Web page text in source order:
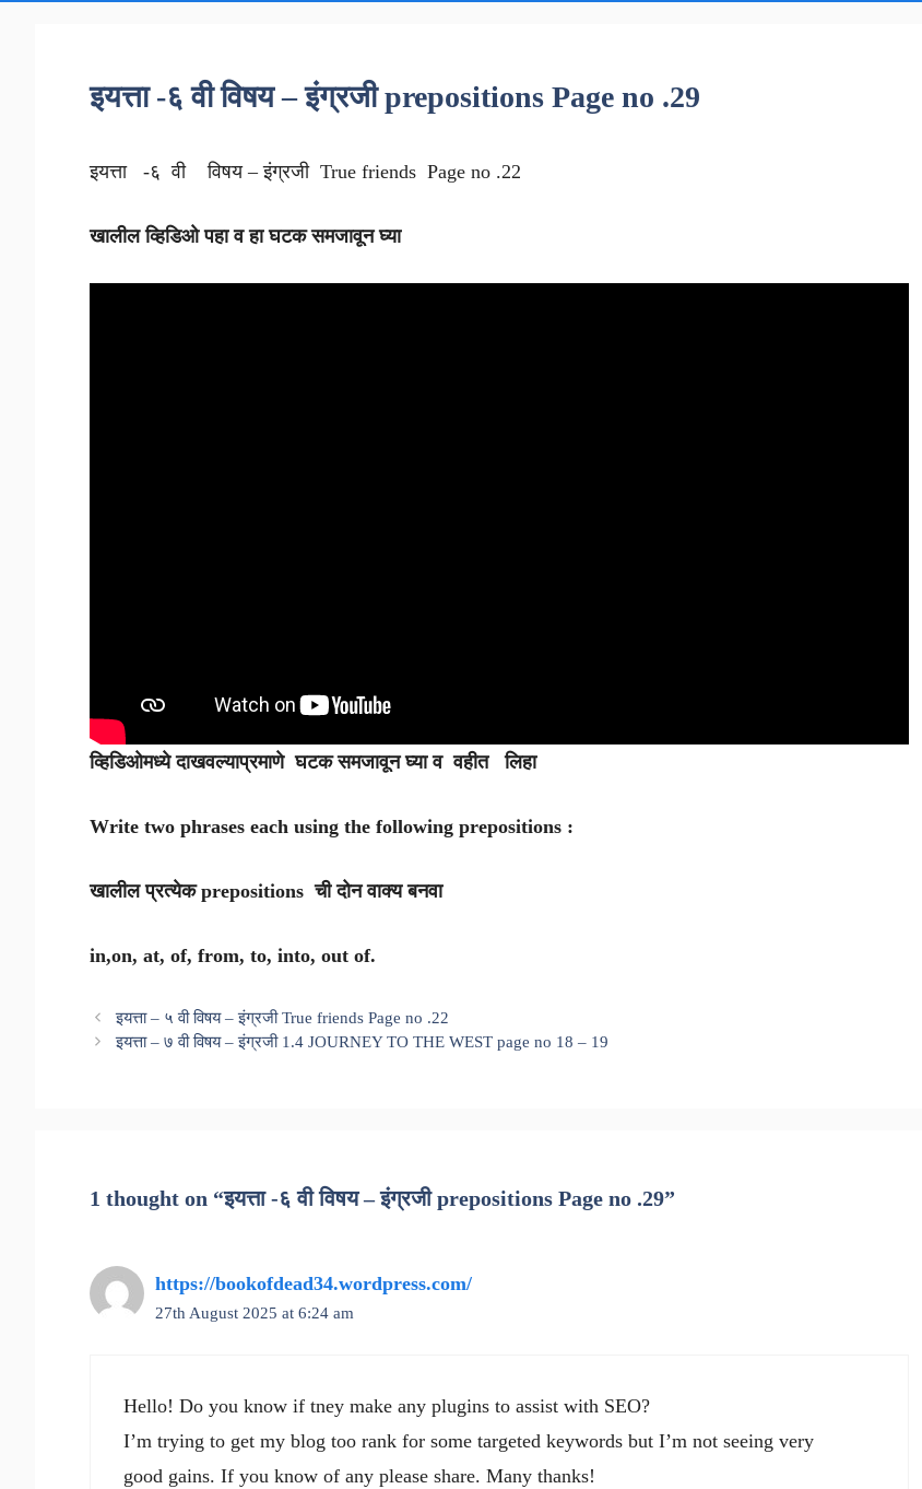
इयत्ता -६ वी विषय – इंग्रजी prepositions Page no .29
इयत्ता -६ वी विषय – इंग्रजी True friends Page no .22
खालील व्हिडिओ पहा व हा घटक समजावून घ्या
व्हिडिओमध्ये दाखवल्याप्रमाणे घटक समजावून घ्या व वहीत लिहा
Write two phrases each using the following prepositions :
खालील प्रत्येक prepositions ची दोन वाक्य बनवा
in,on, at, of, from, to, into, out of.
इयत्ता – ५ वी विषय – इंग्रजी True friends Page no .22
इयत्ता – ७ वी विषय – इंग्रजी 1.4 JOURNEY TO THE WEST page no 18 – 19
1 thought on “इयत्ता -६ वी विषय – इंग्रजी prepositions Page no .29”
https://bookofdead34.wordpress.com/
27th August 2025 at 6:24 am
Hello! Do you know if tney make any plugins to assist with SEO?
I’m trying to get my blog too rank for some targeted keywords but I’m not seeing very
good gains. If you know of any please share. Many thanks!